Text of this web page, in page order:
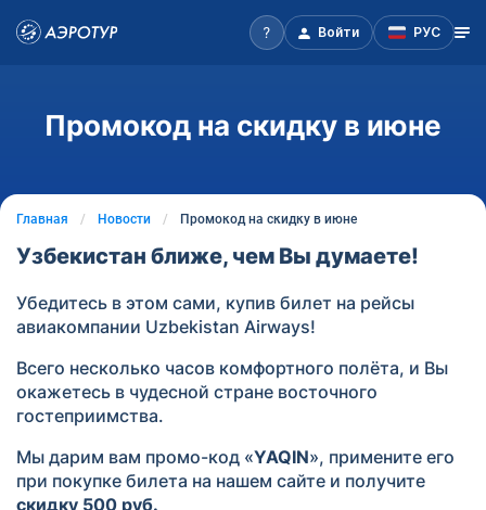
Войти РУС
Промокод на скидку в июне
Главная Новости Промокод на скидку в июне
Узбекистан ближе, чем Вы думаете!
Убедитесь в этом сами, купив билет на рейсы
авиакомпании Uzbekistan Airways!
Всего несколько часов комфортного полёта, и Вы
окажетесь в чудесной стране восточного
гостеприимства.
Мы дарим вам промо-код «YAQIN», примените его
при покупке билета на нашем сайте и получите
скидку 500 руб.